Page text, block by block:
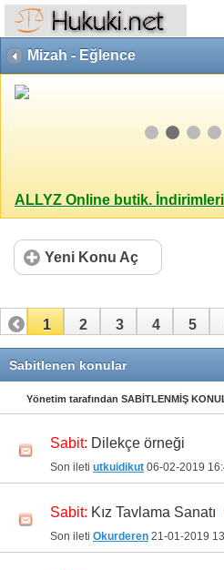
Mizah - Eğlence
ALLYZ Online butik. İndirimleri
Yeni Konu Aç
1 2 3 4 5
11 12 13
Sabitlenen konular
Yönetim tarafından SABİTLENMİŞ
Sabit: Dilekçe örneği
Son ileti utkuidikut 06-02-2019
Sabit: Kız Tavlama Sanatı
Son ileti Okurderen 21-01-2019